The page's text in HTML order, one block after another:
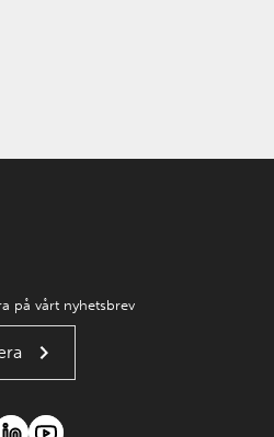
på vårt nyhetsbrev